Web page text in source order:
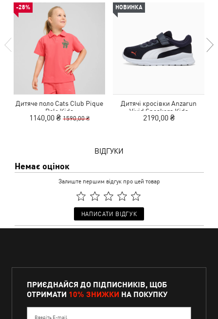
-28%
Дитяче поло Cats Club Pique
Polo Kids
1140,00 ₴ 1590,00 ₴
НОВИНКА
Дитячі кросівки Anzarun
Vivid Sneakers Kids
2190,00 ₴
ВІДГУКИ
Немає оцінок
Залиште першим відгук про цей товар
НАПИСАТИ ВІДГУК
ПРИЄДНАЙСЯ ДО ПІДПИСНИКІВ, ЩОБ
ОТРИМАТИ 10% ЗНИЖКИ НА ПОКУПКУ
Введіть E-mail